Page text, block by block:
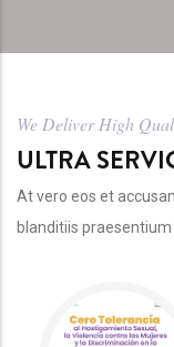
We Deliver High
ULTRA
At vero eos et
blanditiis